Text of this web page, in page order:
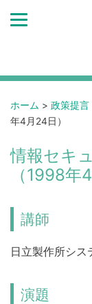
ホーム > 政策提言
年4月24日）
情報セキ
（1998年
講師
日立製作所シス
演題